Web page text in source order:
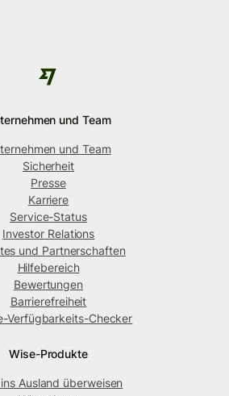
und Team
und Team
Sicherheit
Presse
Karriere
Service-Status
Investor Relations
und Partnerschaften
Hilfebereich
Bewertungen
Barrierefreiheit
Verfügbarkeits-Checker
Wise-Produkte
Ausland überweisen